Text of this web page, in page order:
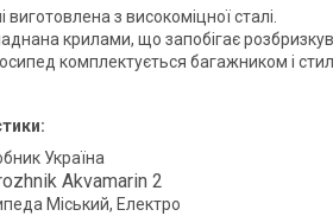
з високоміцної сталі.
крилами, що запобігає
комплектується багажником і
Україна
Akvamarin 2
Міський, Електро